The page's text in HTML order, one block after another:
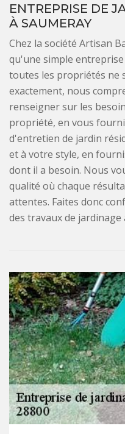
ENTREPRISE DE
À SAUMERAY
Chez la société Artisan
qu'une simple
toutes les propriétés ne
exactement, nous
renseigner sur les
propriété, en vous
d'entretien de jardin
et à votre style, en
dont il a besoin. Nous
qualité où chaque
attentes. Faites donc
des travaux de jardinage